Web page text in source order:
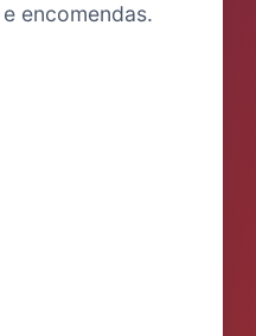
encomendas.